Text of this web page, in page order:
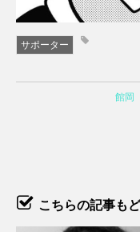
サポーター
館
こちらの記事も